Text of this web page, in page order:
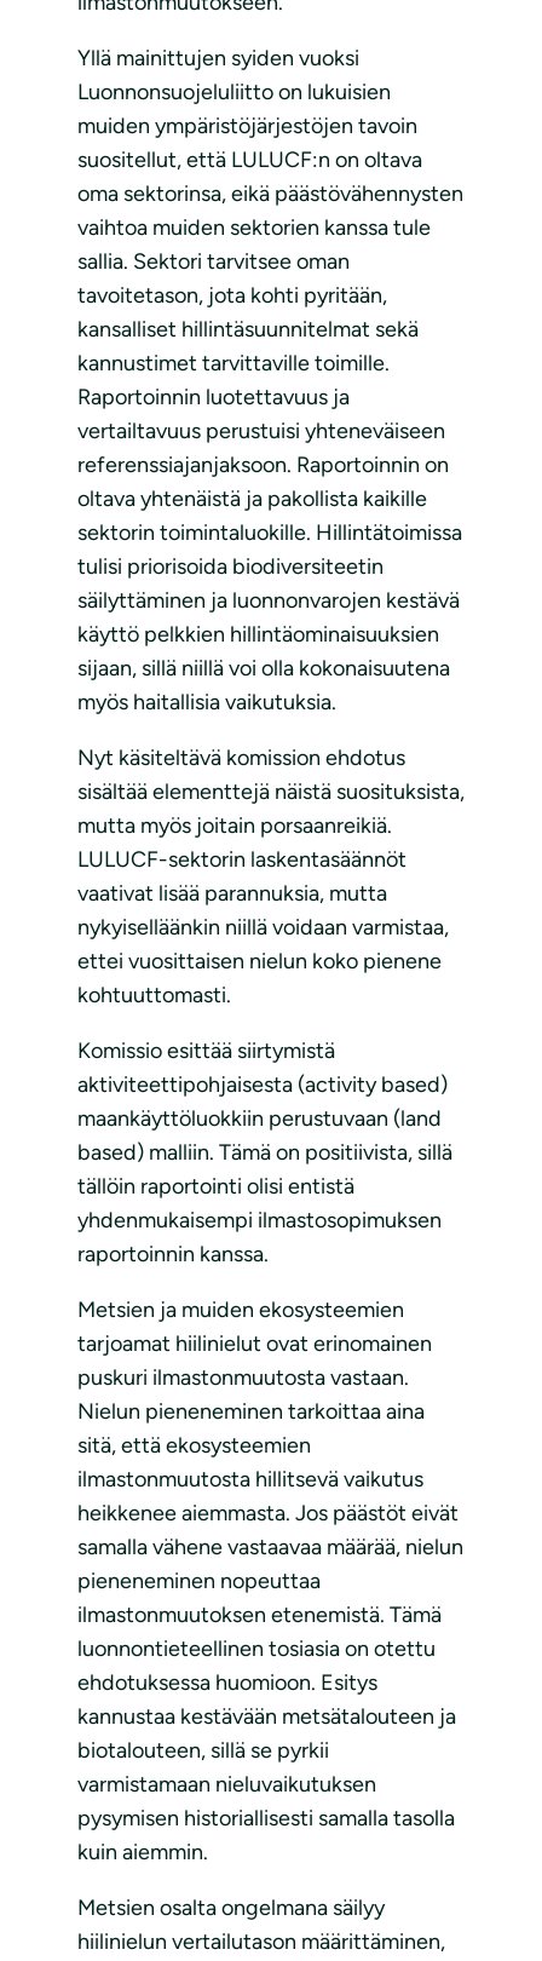
Yllä mainittujen syiden vuoksi
Luonnonsuojeluliitto on lukuisien
muiden ympäristöjärjestöjen tavoin
suositellut, että LULUCF:n on oltava
oma sektorinsa, eikä päästövähennysten
vaihtoa muiden sektorien kanssa tule
sallia. Sektori tarvitsee oman
tavoitetason, jota kohti pyritään,
kansalliset hillintäsuunnitelmat sekä
kannustimet tarvittaville toimille.
Raportoinnin luotettavuus ja
vertailtavuus perustuisi yhteneväiseen
referenssiajanjaksoon. Raportoinnin on
oltava yhtenäistä ja pakollista kaikille
sektorin toimintaluokille. Hillintätoimissa
tulisi priorisoida biodiversiteetin
säilyttäminen ja luonnonvarojen kestävä
käyttö pelkkien hillintäominaisuuksien
sijaan, sillä niillä voi olla kokonaisuutena
myös haitallisia vaikutuksia.
Nyt käsiteltävä komission ehdotus
sisältää elementtejä näistä suosituksista,
mutta myös joitain porsaanreikiä.
LULUCF-sektorin laskentasäännöt
vaativat lisää parannuksia, mutta
nykyiselläänkin niillä voidaan varmistaa,
ettei vuosittaisen nielun koko pienene
kohtuuttomasti.
Komissio esittää siirtymistä
aktiviteettipohjaisesta (activity based)
maankäyttöluokkiin perustuvaan (land
based) malliin. Tämä on positiivista, sillä
tällöin raportointi olisi entistä
yhdenmukaisempi ilmastosopimuksen
raportoinnin kanssa.
Metsien ja muiden ekosysteemien
tarjoamat hiilinielut ovat erinomainen
puskuri ilmastonmuutosta vastaan.
Nielun pieneneminen tarkoittaa aina
sitä, että ekosysteemien
ilmastonmuutosta hillitsevä vaikutus
heikkenee aiemmasta. Jos päästöt eivät
samalla vähene vastaavaa määrää, nielun
pieneneminen nopeuttaa
ilmastonmuutoksen etenemistä. Tämä
luonnontieteellinen tosiasia on otettu
ehdotuksessa huomioon. Esitys
kannustaa kestävään metsätalouteen ja
biotalouteen, sillä se pyrkii
varmistamaan nieluvaikutuksen
pysymisen historiallisesti samalla tasolla
kuin aiemmin.
Metsien osalta ongelmana säilyy
hiilinielun vertailutason määrittäminen,